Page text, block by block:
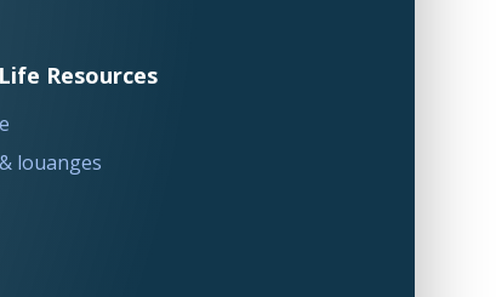
Resources
louanges